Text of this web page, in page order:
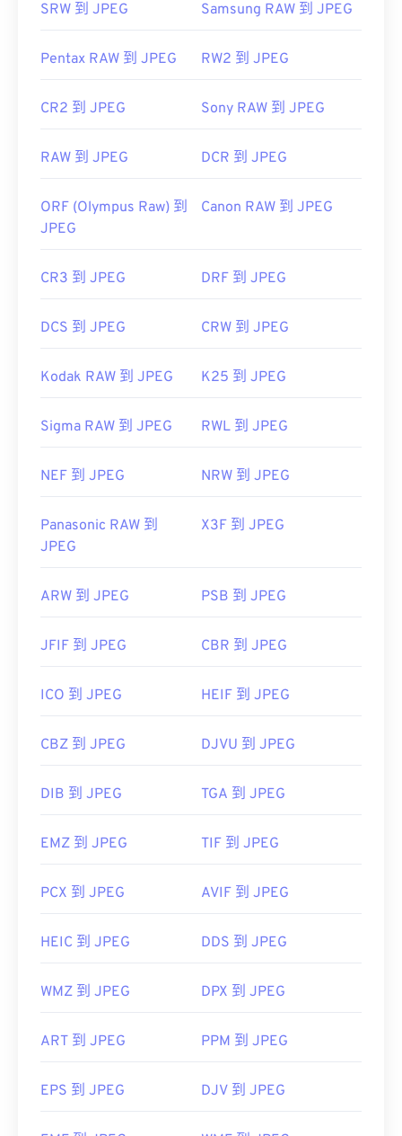
SRW 到 JPEG Samsung RAW 到 JPEG
Pentax RAW 到 JPEG RW2 到 JPEG
CR2 到 JPEG Sony RAW 到 JPEG
RAW 到 JPEG DCR 到 JPEG
ORF (Olympus Raw) 到
JPEG
Canon RAW 到 JPEG
CR3 到 JPEG DRF 到 JPEG
DCS 到 JPEG CRW 到 JPEG
Kodak RAW 到 JPEG K25 到 JPEG
Sigma RAW 到 JPEG RWL 到 JPEG
NEF 到 JPEG NRW 到 JPEG
Panasonic RAW 到
JPEG
X3F 到 JPEG
ARW 到 JPEG PSB 到 JPEG
JFIF 到 JPEG CBR 到 JPEG
ICO 到 JPEG HEIF 到 JPEG
CBZ 到 JPEG DJVU 到 JPEG
DIB 到 JPEG TGA 到 JPEG
EMZ 到 JPEG TIF 到 JPEG
PCX 到 JPEG AVIF 到 JPEG
HEIC 到 JPEG DDS 到 JPEG
WMZ 到 JPEG DPX 到 JPEG
ART 到 JPEG PPM 到 JPEG
EPS 到 JPEG DJV 到 JPEG